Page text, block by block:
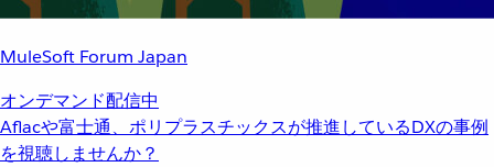
MuleSoft Forum Japan
オンデマンド配信中
Aflacや富士通、ポリプラスチックスが推進しているDXの事例
を視聴しませんか？